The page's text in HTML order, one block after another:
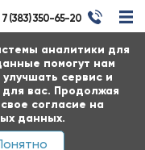
аналитики для
помогут нам
сервис и
вас. Продолжая
согласие на
данных.
7 (383) 350-65-20